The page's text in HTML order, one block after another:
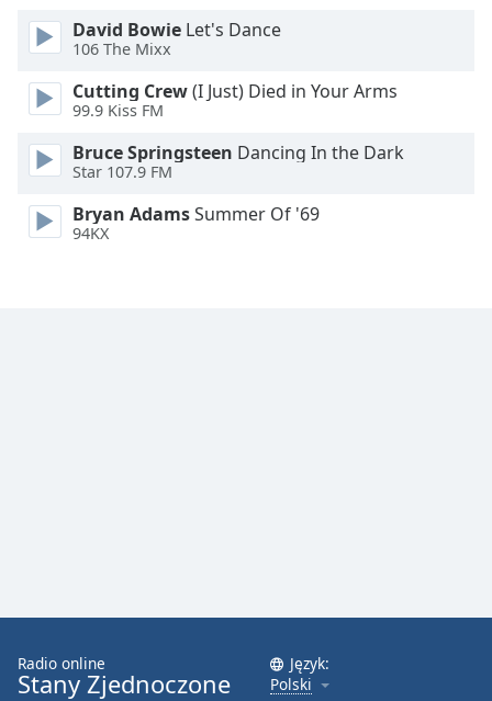
David Bowie Let's Dance
106 The Mixx
Cutting Crew(I Just) Died in Your Arms
99.9 Kiss FM
Bruce Springsteen Dancing In the Dark
Star 107.9 FM
Bryan AdamsSummer Of '69
94KX
Radio online
Stany Zjednoczone
Język:
Polski